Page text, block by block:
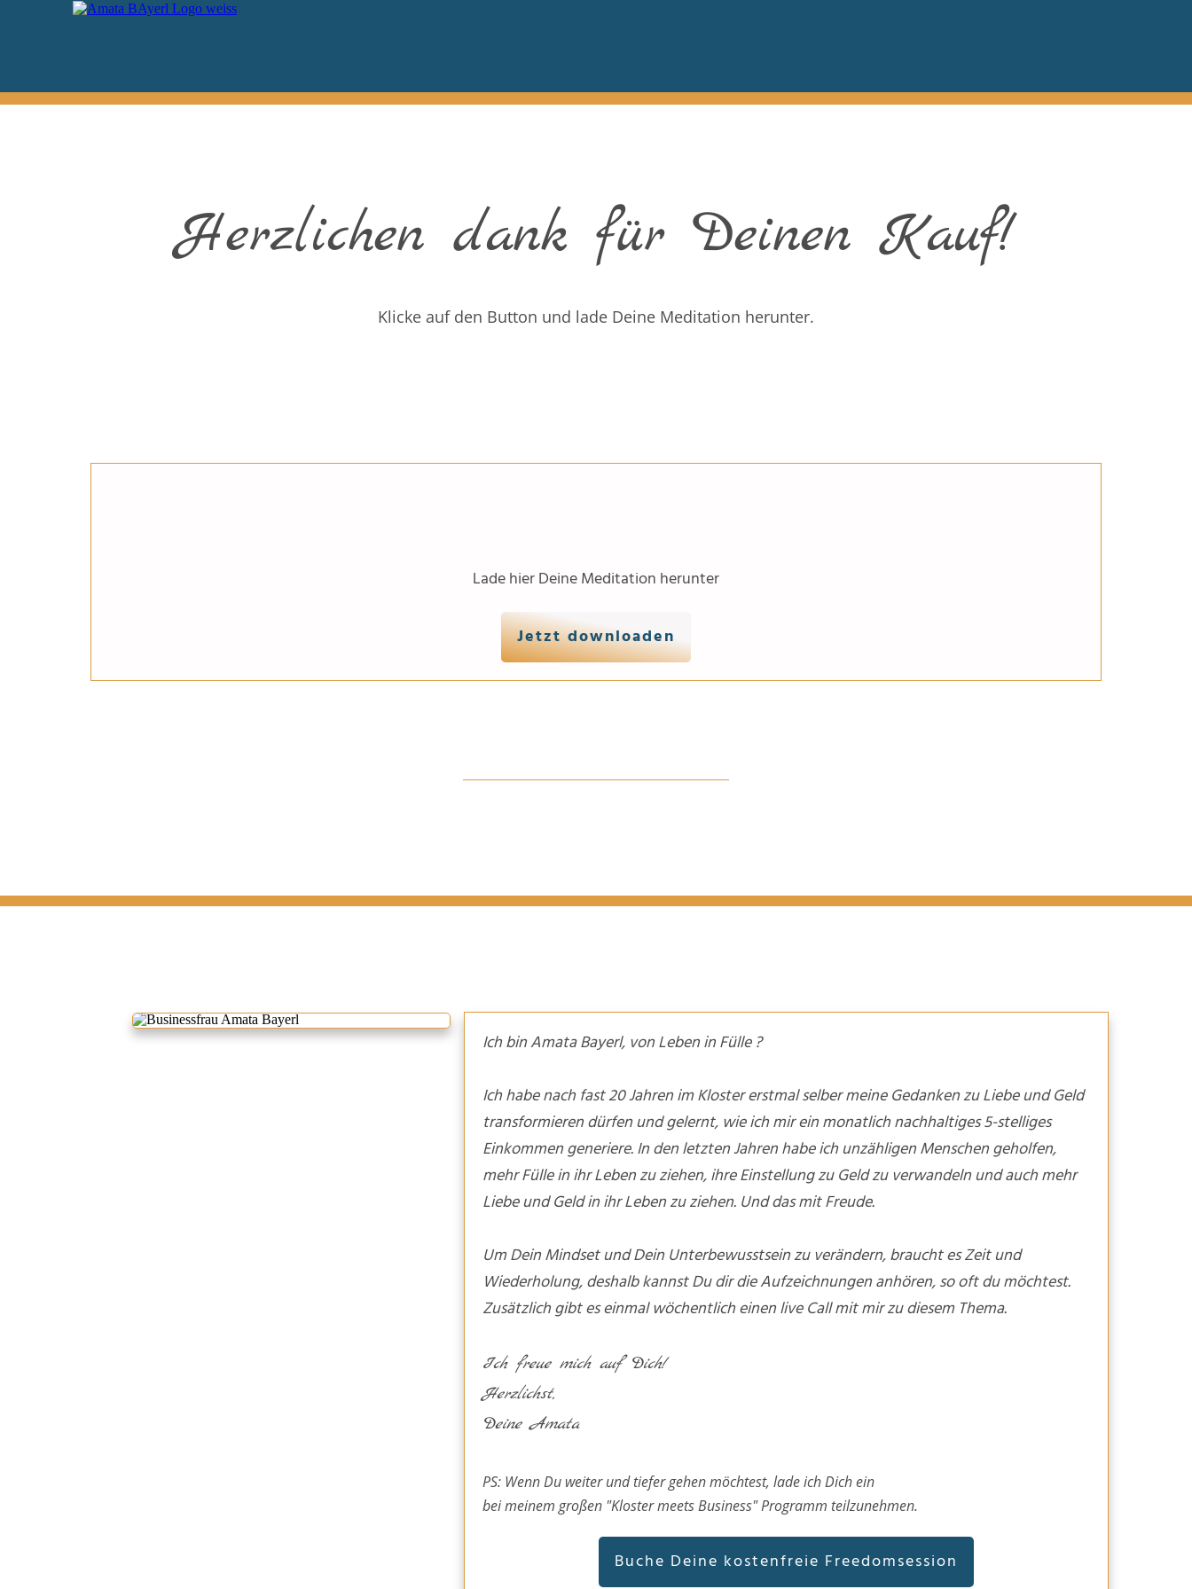
Herzlichen dank für Deinen Kauf!
Klicke auf den Button und lade Deine Meditation herunter.
Lade hier Deine Meditation herunter
Jetzt downloaden
Ich bin Amata Bayerl, von Leben in Fülle ?
Ich habe nach fast 20 Jahren im Kloster erstmal selber meine Gedanken zu Liebe und Geld
transformieren dürfen und gelernt, wie ich mir ein monatlich nachhaltiges 5-stelliges
Einkommen generiere. In den letzten Jahren habe ich unzähligen Menschen geholfen,
mehr Fülle in ihr Leben zu ziehen, ihre Einstellung zu Geld zu verwandeln und auch mehr
Liebe und Geld in ihr Leben zu ziehen. Und das mit Freude.
Um Dein Mindset und Dein Unterbewusstsein zu verändern, braucht es Zeit und
Wiederholung, deshalb kannst Du dir die Aufzeichnungen anhören, so oft du möchtest.
Zusätzlich gibt es einmal wöchentlich einen live Call mit mir zu diesem Thema.
Ich freue mich auf Dich!
Herzlichst,
Deine Amata
PS: Wenn Du weiter und tiefer gehen möchtest, lade ich Dich ein
bei meinem großen "Kloster meets Business" Programm teilzunehmen.
Buche Deine kostenfreie Freedomsession